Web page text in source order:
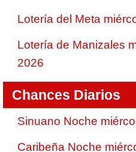
Lotería del Meta
Lotería de Manizales
2026
Chances Diarios
Sinuano Noche
Caribeña Noche